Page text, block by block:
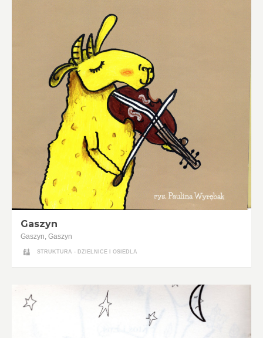
Gaszyn
Gaszyn, Gaszyn
STRUKTURA - DZIELNICE I OSIEDLA